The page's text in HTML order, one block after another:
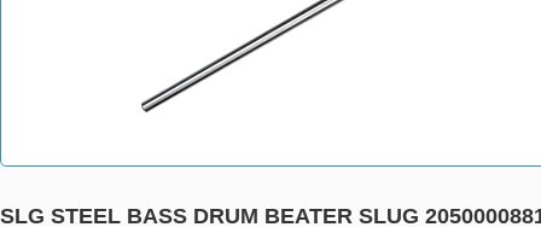
SLG STEEL BASS DRUM BEATER SLUG